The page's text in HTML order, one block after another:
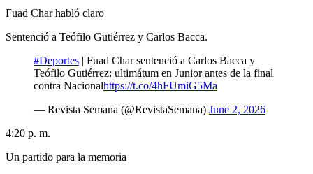
Fuad Char habló claro
Sentenció a Teófilo Gutiérrez y Carlos Bacca.
#Deportes | Fuad Char sentenció a Carlos Bacca y
Teófilo Gutiérrez: ultimátum en Junior antes de la final
contra Nacionalhttps://t.co/4hFUmiG5Ma
— Revista Semana (@RevistaSemana) June 2, 2026
4:20 p. m.
Un partido para la memoria